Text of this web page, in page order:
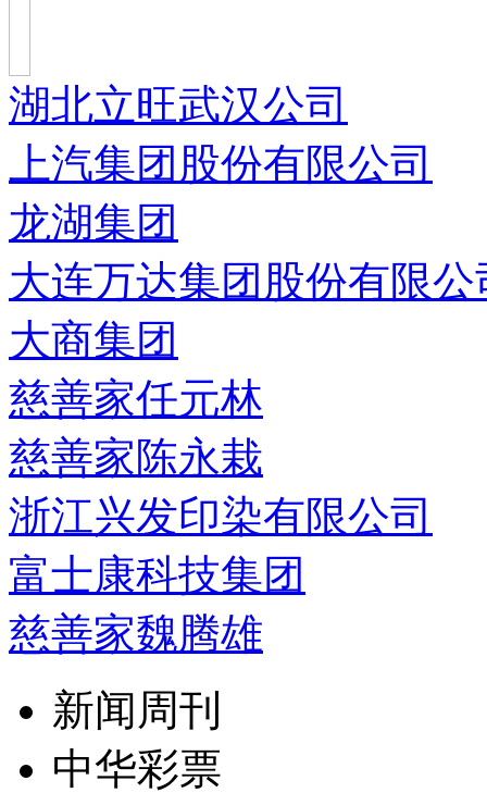
湖北立旺武汉公司
上汽集团股份有限公司
龙湖集团
大连万达集团股份有限公
大商集团
慈善家任元林
慈善家陈永栽
浙江兴发印染有限公司
富士康科技集团
慈善家魏腾雄
新闻周刊
中华彩票